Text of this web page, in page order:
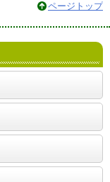
ページトップ